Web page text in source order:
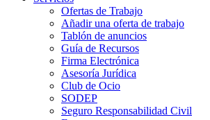
Ofertas de Trabajo
Añadir una oferta de trabajo
Tablón de anuncios
Guía de Recursos
Firma Electrónica
Asesoría Jurídica
Club de Ocio
SODEP
Seguro Responsabilidad Civil